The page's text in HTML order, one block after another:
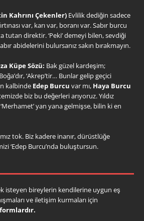
Kahrını Çekenler) Evlilik dediğin sadece
var, karı var, boranı var. Sabır burcu
tutan direktir. ‘Peki’ demeyi bilen, sevdiği
abidelerini bulursanız sakın bırakmayın.
Küpe Sözü: Bak güzel kardeşim;
‘Akrep’tir… Bunlar gelip geçici
kalbinde Edep Burcu var mı, Haya Burcu
biz bu değerleri arıyoruz. Yıldız
‘Merhamet’ yan yana gelmişse, bilin ki en
tok. Biz kadere inanır, dürüstlüğe
‘Edep Burcu’nda buluştursun.
isteyen bireylerin kendilerine uygun eş
ve iletişim kurmaları için